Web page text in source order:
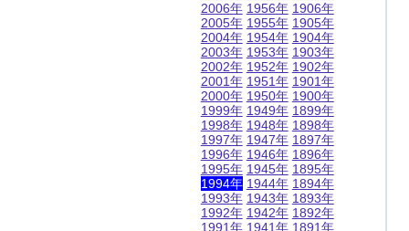
2006年
2005年
2004年
2003年
2002年
2001年
2000年
1999年
1998年
1997年
1996年
1995年
1994年
1993年
1992年
1991年
1956年
1955年
1954年
1953年
1952年
1951年
1950年
1949年
1948年
1947年
1946年
1945年
1944年
1943年
1942年
1941年
1906年
1905年
1904年
1903年
1902年
1901年
1900年
1899年
1898年
1897年
1896年
1895年
1894年
1893年
1892年
1891年